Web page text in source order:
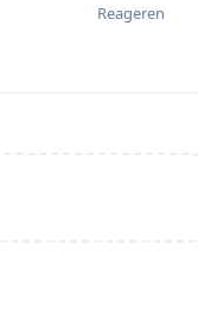
Reageren